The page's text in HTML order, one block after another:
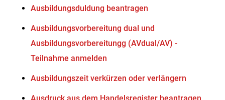
Ausbildungsduldung beantragen
Ausbildungsvorbereitung dual und
Ausbildungsvorbereitungg (AVdual/AV) -
Teilnahme anmelden
Ausbildungszeit verkürzen oder verlängern